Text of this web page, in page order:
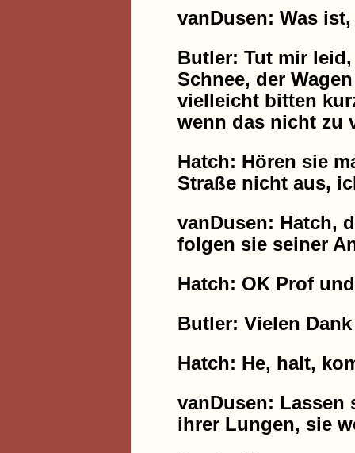
vanDusen: Was
Butler: Tut mir
Schnee, der
vielleicht bitten
wenn das nicht zu
Hatch: Hören sie
Straße nicht aus,
vanDusen: Hatch,
folgen sie seiner
Hatch: OK Prof
Butler: Vielen
Hatch: He, halt,
vanDusen: Lassen
ihrer Lungen, sie